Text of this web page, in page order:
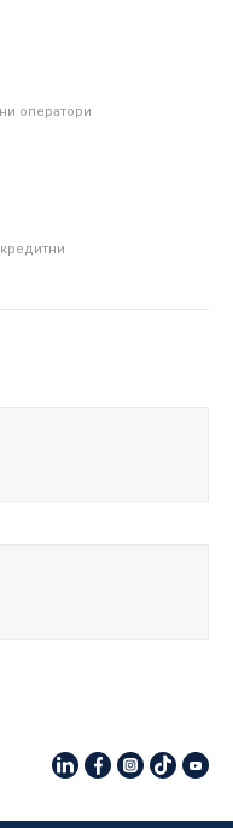
оператори